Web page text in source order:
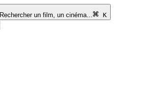
Rechercher un film, un cinéma...
K